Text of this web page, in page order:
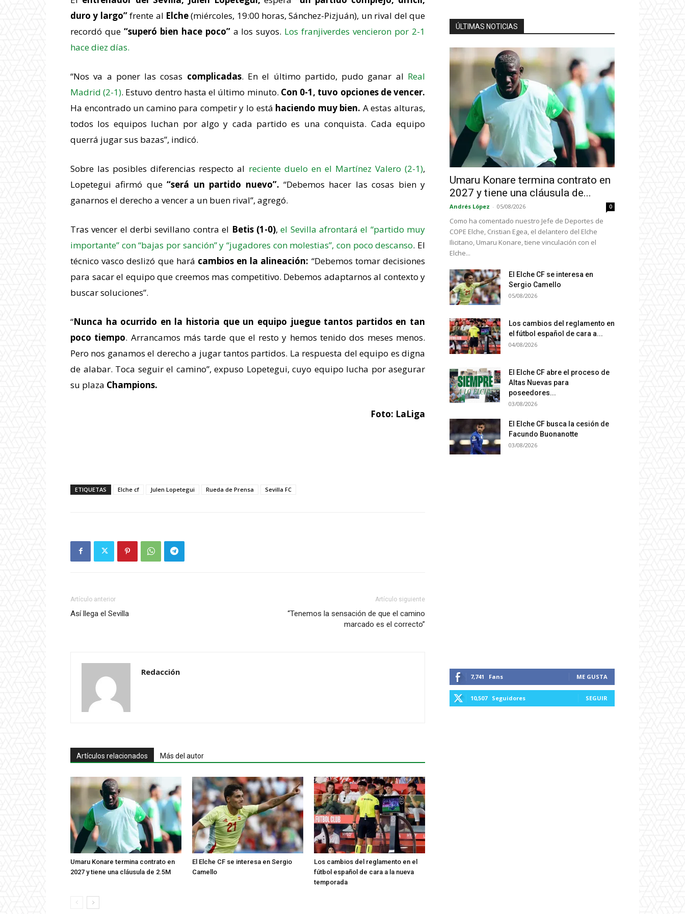
duro y largo”frente al Elche(miércoles, 19:00 horas, Sánchez-Pizjuán), un rival del que
recordó que“superó bien hace poco”a los suyos. Los franjiverdes vencieron por 2-1
hace diez días.
“Nos va a poner las cosas complicadas. En el último partido, pudo ganar al Real
Madrid (2-1). Estuvo dentro hasta el último minuto. Con 0-1, tuvo opciones de vencer.
Ha encontrado un camino para competir y lo está haciendo muy bien. A estas alturas,
todos los equipos luchan por algo y cada partido es una conquista. Cada equipo
querrá jugar sus bazas”, indicó.
Sobre las posibles diferencias respecto al reciente duelo en el Martínez Valero (2-1),
Lopetegui afirmó que“será un partido nuevo”. “Debemos hacer las cosas bien y
ganarnos el derecho a vencer a un buen rival”, agregó.
Tras vencer el derbi sevillano contra el Betis (1-0),el Sevilla afrontará el “partido muy
importante” con “bajas por sanción” y “jugadores con molestias”, con poco descanso. El
técnico vasco deslizó que hará cambios en la alineación: “Debemos tomar decisiones
para sacar el equipo que creemos mas competitivo. Debemos adaptarnos al contexto y
buscar soluciones”.
“Nunca ha ocurrido en la historia que un equipo juegue tantos partidos en tan
poco tiempo. Arrancamos más tarde que el resto y hemos tenido dos meses menos.
Pero nos ganamos el derecho a jugar tantos partidos. La respuesta del equipo es digna
de alabar. Toca seguir el camino”, expuso Lopetegui, cuyo equipo lucha por asegurar
su plaza Champions.
Foto: LaLiga
ETIQUETAS Elche cf Julen Lopetegui Rueda de Prensa Sevilla FC
Artículo anterior
Así llega el Sevilla
Artículo siguiente
“Tenemos la sensación de que el camino
marcado es el correcto”
Redacción
Artículos relacionados Más del autor
Umaru Konare termina contrato en
2027 y tiene una cláusula de 2.5M
El Elche CF se interesa en Sergio
Camello
Los cambios del reglamento en el
fútbol español de cara a la nueva
temporada
ÚLTIMAS NOTICIAS
Umaru Konare termina contrato en
2027 y tiene una cláusula de...
Andrés López - 05/08/2026 0
Como ha comentado nuestro Jefe de Deportes de
COPE Elche, Cristian Egea, el delantero del Elche
Ilicitano, Umaru Konare, tiene vinculación con el
Elche...
El Elche CF se interesa en
Sergio Camello
05/08/2026
Los cambios del reglamento en
el fútbol español de cara a...
04/08/2026
El Elche CF abre el proceso de
Altas Nuevas para
poseedores...
03/08/2026
El Elche CF busca la cesión de
Facundo Buonanotte
03/08/2026
7,741 Fans ME GUSTA
10,507 Seguidores SEGUIR